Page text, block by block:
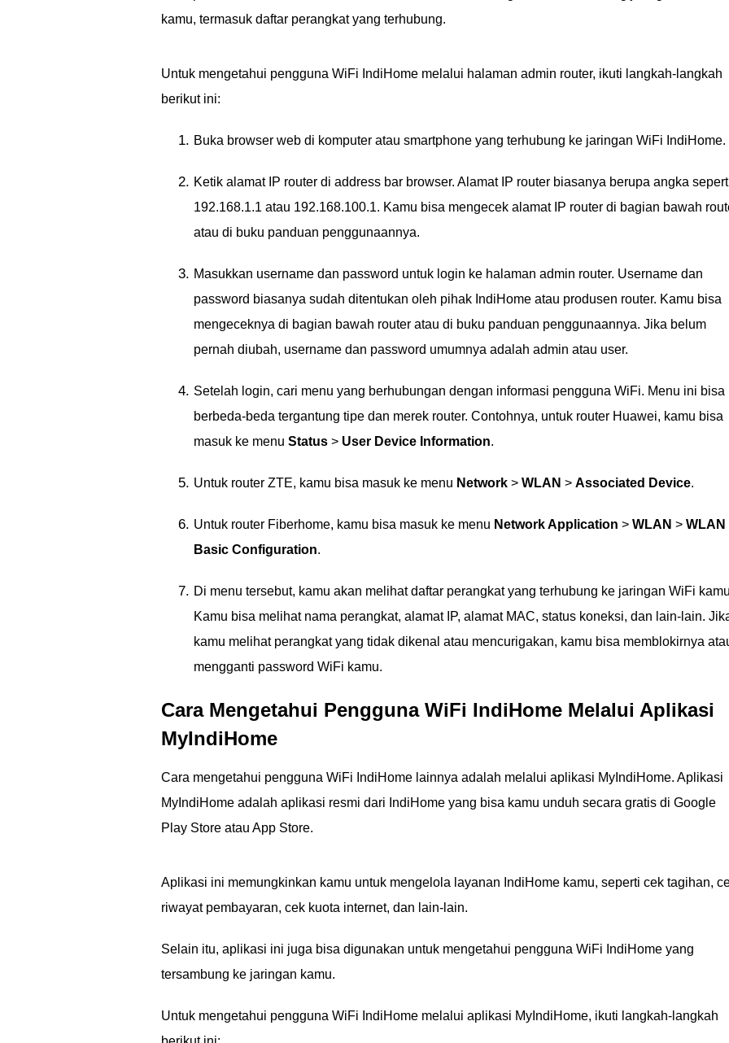
kamu, termasuk daftar perangkat yang terhubung.
Untuk mengetahui pengguna WiFi IndiHome melalui halaman admin router, ikuti langkah-langkah
berikut ini:
Buka browser web di komputer atau smartphone yang terhubung ke jaringan WiFi IndiHome.
Ketik alamat IP router di address bar browser. Alamat IP router biasanya berupa angka
192.168.1.1 atau 192.168.100.1. Kamu bisa mengecek alamat IP router di bagian bawah
atau di buku panduan penggunaannya.
Masukkan username dan password untuk login ke halaman admin router. Username dan
password biasanya sudah ditentukan oleh pihak IndiHome atau produsen router. Kamu bisa
mengeceknya di bagian bawah router atau di buku panduan penggunaannya. Jika belum
pernah diubah, username dan password umumnya adalah admin atau user.
Setelah login, cari menu yang berhubungan dengan informasi pengguna WiFi. Menu ini bisa
berbeda-beda tergantung tipe dan merek router. Contohnya, untuk router Huawei, kamu bisa
masuk ke menu Status > User Device Information.
Untuk router ZTE, kamu bisa masuk ke menu Network > WLAN > Associated Device.
Untuk router Fiberhome, kamu bisa masuk ke menu Network Application > WLAN > WLAN
Basic Configuration.
Di menu tersebut, kamu akan melihat daftar perangkat yang terhubung ke jaringan WiFi
Kamu bisa melihat nama perangkat, alamat IP, alamat MAC, status koneksi, dan lain-lain.
kamu melihat perangkat yang tidak dikenal atau mencurigakan, kamu bisa memblokirnya
mengganti password WiFi kamu.
Cara Mengetahui Pengguna WiFi IndiHome Melalui Aplikasi
MyIndiHome
Cara mengetahui pengguna WiFi IndiHome lainnya adalah melalui aplikasi MyIndiHome. Aplikasi
MyIndiHome adalah aplikasi resmi dari IndiHome yang bisa kamu unduh secara gratis di Google
Play Store atau App Store.
Aplikasi ini memungkinkan kamu untuk mengelola layanan IndiHome kamu, seperti cek tagihan,
riwayat pembayaran, cek kuota internet, dan lain-lain.
Selain itu, aplikasi ini juga bisa digunakan untuk mengetahui pengguna WiFi IndiHome yang
tersambung ke jaringan kamu.
Untuk mengetahui pengguna WiFi IndiHome melalui aplikasi MyIndiHome, ikuti langkah-langkah